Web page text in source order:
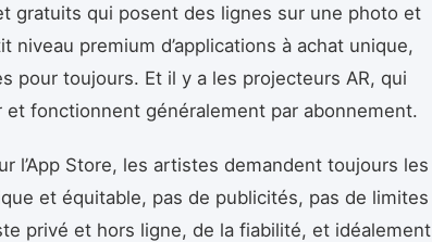
gratuits qui posent des lignes sur une photo et
niveau premium d’applications à achat unique,
pour toujours. Et il y a les projecteurs AR, qui
fonctionnent généralement par abonnement.
l’App Store, les artistes demandent toujours les
et équitable, pas de publicités, pas de limites
privé et hors ligne, de la fiabilité, et idéalement